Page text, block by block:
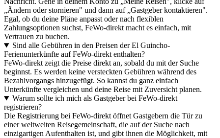
„Ändern oder stornieren" und dann auf „Gastgeber kontaktieren".
Egal, ob du deine Pläne anpasst oder nach flexiblen
Zahlungsoptionen suchst, FeWo-direkt macht es einfach, mit
Vertrauen zu buchen.
Sind alle Gebühren in den Preisen der El Guincho-
Ferienunterkünfte auf FeWo-direkt enthalten?
FeWo-direkt zeigt die Preise direkt an, sobald du mit der Suche
beginnst. Es werden keine versteckten Gebühren während des
Bezahlvorgangs hinzugefügt. So kannst du ganz einfach
Unterkünfte vergleichen und deine Reise mit Zuversicht planen.
Warum sollte ich mich als Gastgeber bei FeWo-direkt
registrieren?
Die Registrierung bei FeWo-direkt öffnet Gastgebern die Tür zu
einer weltweiten Reisegemeinschaft, die auf der Suche nach
einzigartigen Aufenthalten ist, und gibt ihnen die Möglichkeit, mit